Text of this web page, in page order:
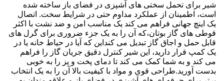
شیر برای تحمل سختی های آشپزی در فضای باز ساخته شده
است، اطمینان از عملکرد مداوم حتی در شرایط سخت. اتصال
یک اینچ جهانی فراهم می کند یک مناسب امن و ضد نشت با اکثر
قوطی های گاز بوتان،که آن را به یک جزء ضروری برای گرل های
قابل حمل و اجاق گاز تبدیل می کنداین که آیا در حیاط خانه یا در
یک کمپ قرار دارید، این شیر کنترل دقیق جریان گاز را فراهم
می کند و به شما کمک می کند تا دمای پخت و پز را به خوبی
بدست آورید.طراحی قوی و مواد با کیفیت بالا آن را به یک انتخاب